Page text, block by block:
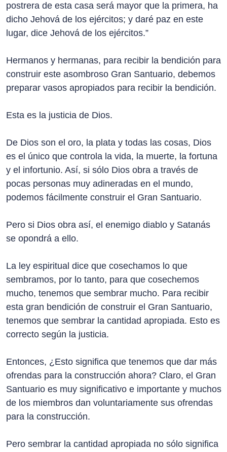
postrera de esta casa será mayor que la primera, ha
dicho Jehová de los ejércitos; y daré paz en este
lugar, dice Jehová de los ejércitos.”
Hermanos y hermanas, para recibir la bendición para
construir este asombroso Gran Santuario, debemos
preparar vasos apropiados para recibir la bendición.
Esta es la justicia de Dios.
De Dios son el oro, la plata y todas las cosas, Dios
es el único que controla la vida, la muerte, la fortuna
y el infortunio. Así, si sólo Dios obra a través de
pocas personas muy adineradas en el mundo,
podemos fácilmente construir el Gran Santuario.
Pero si Dios obra así, el enemigo diablo y Satanás
se opondrá a ello.
La ley espiritual dice que cosechamos lo que
sembramos, por lo tanto, para que cosechemos
mucho, tenemos que sembrar mucho. Para recibir
esta gran bendición de construir el Gran Santuario,
tenemos que sembrar la cantidad apropiada. Esto es
correcto según la justicia.
Entonces, ¿Esto significa que tenemos que dar más
ofrendas para la construcción ahora? Claro, el Gran
Santuario es muy significativo e importante y muchos
de los miembros dan voluntariamente sus ofrendas
para la construcción.
Pero sembrar la cantidad apropiada no sólo significa